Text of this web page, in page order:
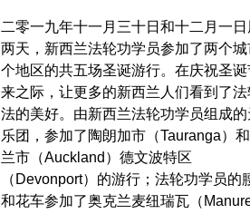
二零一九年十一月三十日和十二月一
两天，新西兰法轮功学员参加了两个城
个地区的共五场圣诞游行。在庆祝圣诞
来之际，让更多的新西兰人们看到了法
法的美好。由新西兰法轮功学员组成的
乐团，参加了陶朗加市（Tauranga）
兰市（Auckland）德文波特区
（Devonport）的游行；法轮功学员的
和花车参加了奥克兰麦纽瑞瓦（